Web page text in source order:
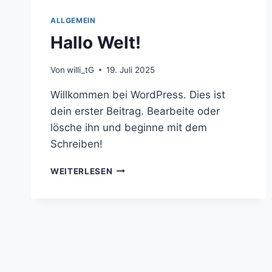
ALLGEMEIN
Hallo Welt!
Von willi_tG 19. Juli 2025
Willkommen bei WordPress. Dies ist
dein erster Beitrag. Bearbeite oder
lösche ihn und beginne mit dem
Schreiben!
WEITERLESEN HALLO